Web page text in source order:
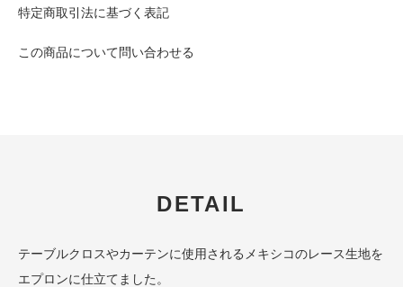
特定商取引法に基づく表記
この商品について問い合わせる
DETAIL
テーブルクロスやカーテンに使用されるメキシコのレース生地を
エプロンに仕立てました。